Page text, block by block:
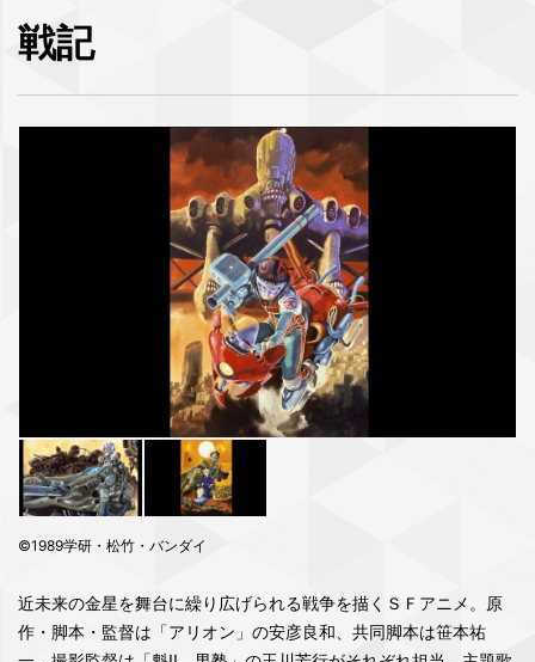
戦記
©1989学研・松竹・バンダイ
近未来の金星を舞台に繰り広げられる戦争を描くＳＦアニメ。原
作・脚本・監督は「アリオン」の安彦良和、共同脚本は笹本祐